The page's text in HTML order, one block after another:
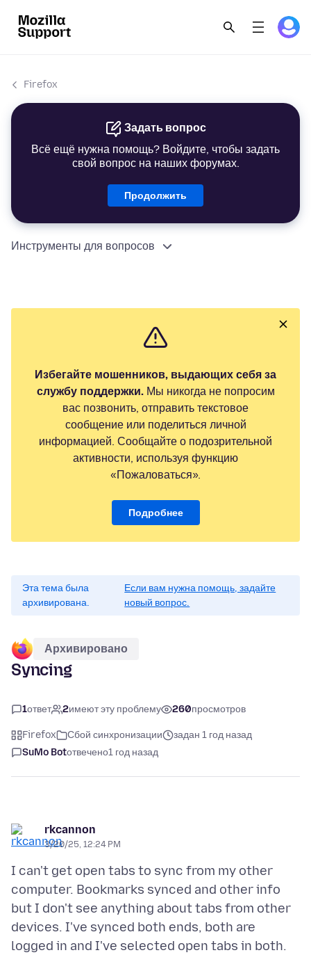
Firefox
Задать вопрос
Всё ещё нужна помощь? Войдите, чтобы задать
свой вопрос на наших форумах.
Продолжить
Инструменты для вопросов
Избегайте мошенников, выдающих себя за
службу поддержки.Мы никогда не попросим
вас позвонить, отправить текстовое
сообщение или поделиться личной
информацией. Сообщайте о подозрительной
активности, используя функцию
«Пожаловаться».
Подробнее
Эта тема была
архивирована.
Если вам нужна помощь, задайте
новый вопрос.
Архивировано
Syncing
1ответ 2имеют эту проблему 260просмотров
Firefox Сбой синхронизации
задан 1 год назад
SuMo Botотвечено1 год назад
rkcannon
3/20/25, 12:24 PM
I can't get open tabs to sync from my other
computer. Bookmarks synced and other info
but I don't see anything about tabs from other
devices. I've synced both ends, both are
logged in and I've selected open tabs in both.